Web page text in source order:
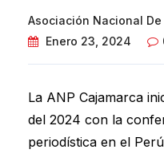
Asociación Nacional
Enero 23, 2024
La ANP Cajamarca
del 2024 con la
periodística en el